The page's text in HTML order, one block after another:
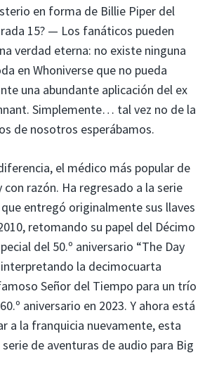
en forma de Billie Piper del
15? — Los fanáticos pueden
verdad eterna: no existe ninguna
en Whoniverse que no pueda
una abundante aplicación del ex
Simplemente… tal vez no de la
de nosotros esperábamos.
el médico más popular de
con razón. Ha regresado a la serie
entregó originalmente sus llaves
retomando su papel del Décimo
del 50.º aniversario “The Day
la decimocuarta
Señor del Tiempo para un trío
aniversario en 2023. Y ahora está
a la franquicia nuevamente, esta
serie de aventuras de audio para Big